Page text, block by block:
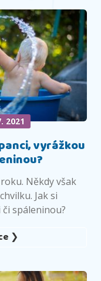
2021
vyrážkou
Někdy však
Jak si
spáleninou?
❯